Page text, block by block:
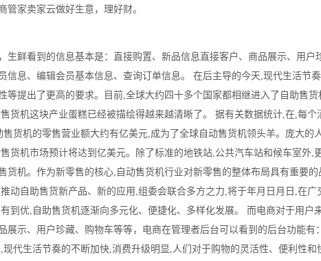
管家卖家云做好生意，理好财。
生鲜看到的信息基本是：直接购置、新品信息直接客户、商品展示、用
信息、编辑会员基本信息、查询订单信息。 在后主导的今天,现代生活节
等提出了更高的要求。目前,全球大约四十多个国家都相继进入了自助售
货机这块产业蛋糕已经被描绘得越来越清晰了。 据有关数据统计,在,每
货机的零售营业额大约有亿美元,成为了全球自动售货机领头羊。庞大的
货机市场预计将达到亿美元。除了标准的地铁站,公共汽车站和候车室外,
货机。作为新零售的核心,自动售货机行业对新零售的整体布局具有重要
动自助售货新产品、新的应用,组委会联合多方之力,将于年月日月日,在
到优,自助售货机逐渐向多元化、便捷化、多样化发展。 而电商对于用户
展示、用户珍藏、购物车等等，电商在管理者后台可以看到的后台功能
现代生活节奏的不断加快,消费升级明显,人们对于购物的灵活性、便利性